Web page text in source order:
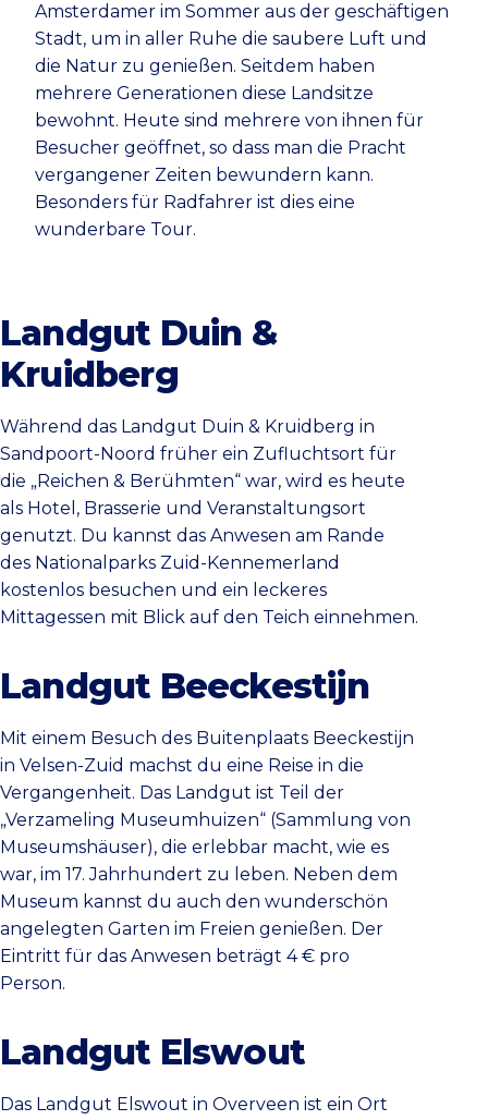
Amsterdamer im Sommer aus der geschäftigen
Stadt, um in aller Ruhe die saubere Luft und
die Natur zu genießen. Seitdem haben
mehrere Generationen diese Landsitze
bewohnt. Heute sind mehrere von ihnen für
Besucher geöffnet, so dass man die Pracht
vergangener Zeiten bewundern kann.
Besonders für Radfahrer ist dies eine
wunderbare Tour.
Landgut Duin &
Kruidberg
Während das Landgut Duin & Kruidberg in
Sandpoort-Noord früher ein Zufluchtsort für
die „Reichen & Berühmten“ war, wird es heute
als Hotel, Brasserie und Veranstaltungsort
genutzt. Du kannst das Anwesen am Rande
des Nationalparks Zuid-Kennemerland
kostenlos besuchen und ein leckeres
Mittagessen mit Blick auf den Teich einnehmen.
Landgut Beeckestijn
Mit einem Besuch des Buitenplaats Beeckestijn
in Velsen-Zuid machst du eine Reise in die
Vergangenheit. Das Landgut ist Teil der
„Verzameling Museumhuizen“ (Sammlung von
Museumshäuser), die erlebbar macht, wie es
war, im 17. Jahrhundert zu leben. Neben dem
Museum kannst du auch den wunderschön
angelegten Garten im Freien genießen. Der
Eintritt für das Anwesen beträgt 4 € pro
Person.
Landgut Elswout
Das Landgut Elswout in Overveen ist ein Ort